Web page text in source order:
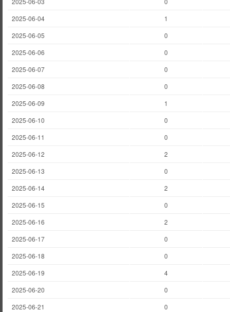
2025-06-04
1
2025-06-05
0
2025-06-06
0
2025-06-07
0
2025-06-08
0
2025-06-09
1
2025-06-10
0
2025-06-11
0
2025-06-12
2
2025-06-13
0
2025-06-14
2
2025-06-15
0
2025-06-16
2
2025-06-17
0
2025-06-18
0
2025-06-19
4
2025-06-20
0
2025-06-21
0